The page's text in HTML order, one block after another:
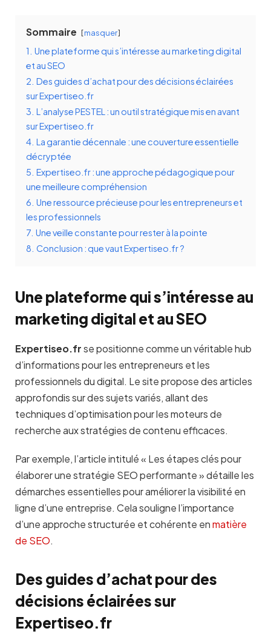
Sommaire masquer
1. Une plateforme qui s’intéresse au marketing digital
et au SEO
2. Des guides d’achat pour des décisions éclairées
sur Expertiseo.fr
3. L’analyse PESTEL : un outil stratégique mis en avant
sur Expertiseo.fr
4. La garantie décennale : une couverture essentielle
décryptée
5. Expertiseo.fr : une approche pédagogique pour
une meilleure compréhension
6. Une ressource précieuse pour les entrepreneurs et
les professionnels
7. Une veille constante pour rester à la pointe
8. Conclusion : que vaut Expertiseo.fr ?
Une plateforme qui s’intéresse au
marketing digital et au SEO
Expertiseo.frse positionne comme un véritable hub
d’informations pour les entrepreneurs et les
professionnels du digital. Le site propose des articles
approfondis sur des sujets variés, allant des
techniques d’optimisation pour les moteurs de
recherche aux stratégies de contenu efficaces.
Par exemple, l’article intitulé « Les étapes clés pour
élaborer une stratégie SEO performante » détaille les
démarches essentielles pour améliorer la visibilité en
ligne d’une entreprise. Cela souligne l’importance
d’une approche structurée et cohérente enmatière
de SEO.
Des guides d’achat pour des
décisions éclairées sur
Expertiseo.fr